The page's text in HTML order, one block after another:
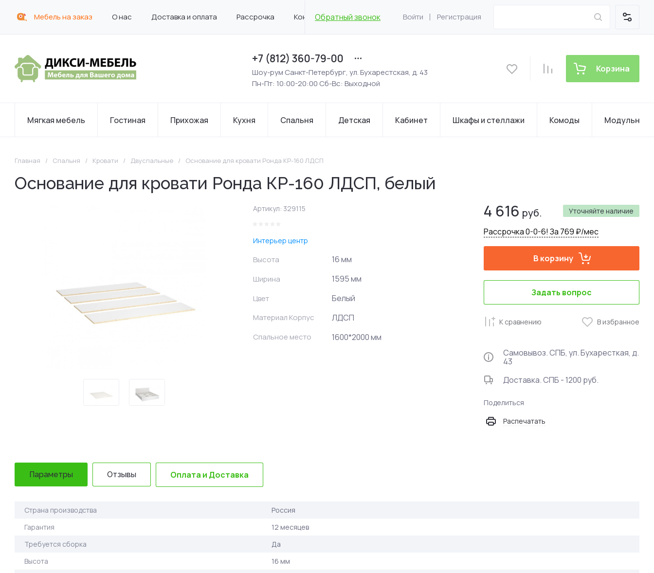
Мебель на заказ О нас Доставка и оплата Рассрочка КонтактыОбратный звонок Войти Регистрация
+7 (812) 360-79-00
Шоу-рум Санкт-Петербург, ул. Бухарестская, д. 43
Пн-Пт: 10:00-20:00 Сб-Вс: Выходной
Корзина
Мягкая мебель Гостиная Прихожая Кухня Спальня Детская Кабинет Шкафы и стеллажи Комоды Модульные
Главная / Спальня / Кровати / Двуспальные / Основание для кровати Ронда КР-160 ЛДСП
Основание для кровати Ронда КР-160 ЛДСП, белый
Артикул: 329115
Интерьер центр
Высота 16 мм
Ширина 1595 мм
Цвет Белый
Материал Корпус ЛДСП
Спальное место 1600*2000 мм
Уточняйте наличие
4 616 руб.
Рассрочка 0-0-6! За 769 ₽/мес
В корзину
Задать вопрос
К сравнению В избранное
Самовывоз. СПБ, ул. Бухаресткая, д.
43
Доставка. СПБ - 1200 руб.
Поделиться
Распечатать
Параметры Отзывы Оплата и Доставка
Страна производства
Россия
Гарантия
12 месяцев
Требуется сборка
Да
Высота
16 мм